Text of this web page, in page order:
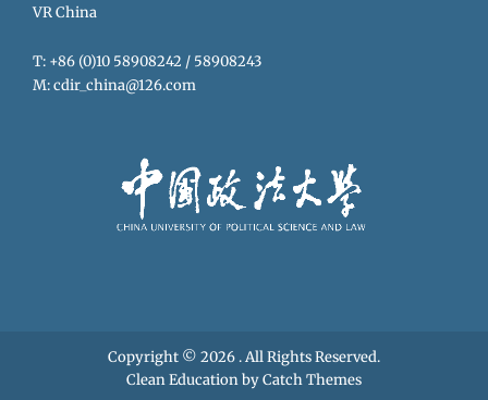
VR China
T: +86 (0)10 58908242 / 58908243
M: cdir_china@126.com
Copyright © 2026. All Rights Reserved.
Clean Education byCatch Themes